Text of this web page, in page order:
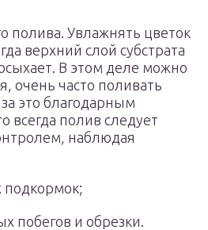
полива. Увлажнять цветок
верхний слой субстрата
В этом деле можно
очень часто поливать
это благодарным
всегда полив следует
наблюдая
подкормок;
побегов и обрезки.